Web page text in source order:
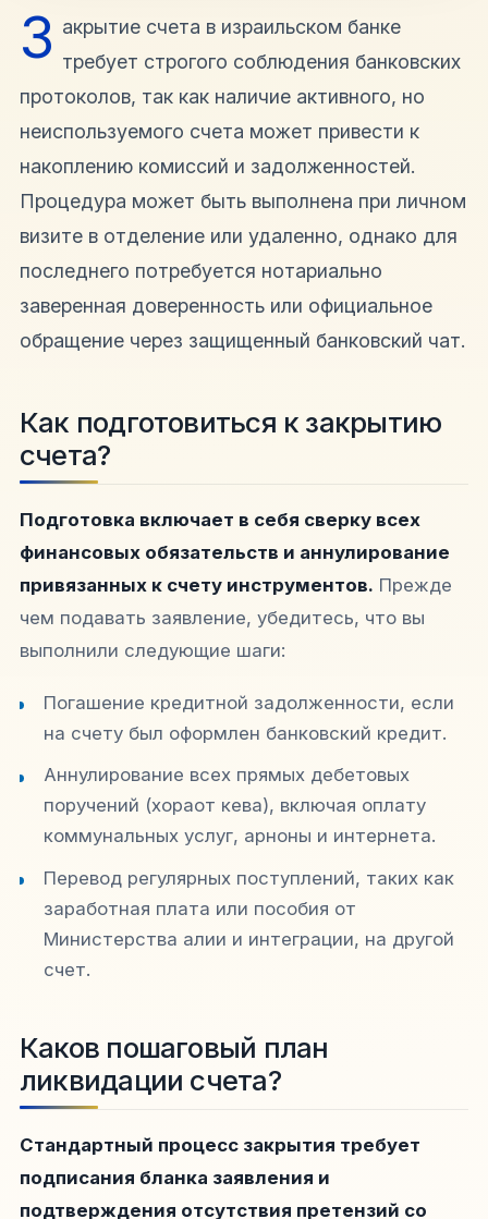
З акрытие счета в израильском банке
требует строгого соблюдения банковских
протоколов, так как наличие активного, но
неиспользуемого счета может привести к
накоплению комиссий и задолженностей.
Процедура может быть выполнена при личном
визите в отделение или удаленно, однако для
последнего потребуется нотариально
заверенная доверенность или официальное
обращение через защищенный банковский чат.
Как подготовиться к закрытию
счета?
Подготовка включает в себя сверку всех
финансовых обязательств и аннулирование
привязанных к счету инструментов. Прежде
чем подавать заявление, убедитесь, что вы
выполнили следующие шаги:
Погашение кредитной задолженности, если
на счету был оформлен банковский кредит.
Аннулирование всех прямых дебетовых
поручений (хораот кева), включая оплату
коммунальных услуг, арноны и интернета.
Перевод регулярных поступлений, таких как
заработная плата или пособия от
Министерства алии и интеграции, на другой
счет.
Каков пошаговый план
ликвидации счета?
Стандартный процесс закрытия требует
подписания бланка заявления и
подтверждения отсутствия претензий со